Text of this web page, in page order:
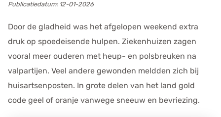
Publicatiedatum: 12-01-2026
Door de gladheid was het afgelopen weekend extra
druk op spoedeisende hulpen. Ziekenhuizen zagen
vooral meer ouderen met heup- en polsbreuken na
valpartijen. Veel andere gewonden meldden zich bij
huisartsenposten. In grote delen van het land gold
code geel of oranje vanwege sneeuw en bevriezing.